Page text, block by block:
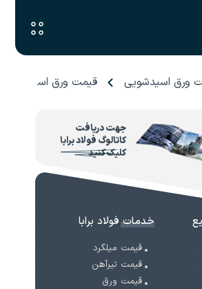
ورق اسیدشویی قیمت ورق اسیدشویی
جهت دریافت
کاتالوگ فولاد برابا
کلیک کنید
خدمات فولاد برابا
قیمت میلگرد
قیمت تیرآهن
قیمت ورق